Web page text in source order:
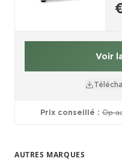
Voir
Prix conseillé : Op
AUTRES MARQUES